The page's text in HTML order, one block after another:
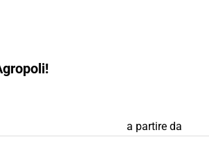
PREZZO
a partire da